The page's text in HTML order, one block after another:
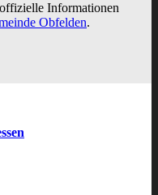
Informationen
Obfelden.